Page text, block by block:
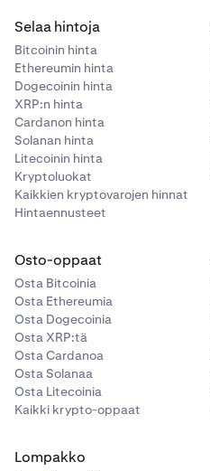
Selaa hintoja
Bitcoinin hinta
Ethereumin hinta
Dogecoinin hinta
XRP:n hinta
Cardanon hinta
Solanan hinta
Litecoinin hinta
Kryptoluokat
Kaikkien kryptovarojen hinnat
Hintaennusteet
Osto-oppaat
Osta Bitcoinia
Osta Ethereumia
Osta Dogecoinia
Osta XRP:tä
Osta Cardanoa
Osta Solanaa
Osta Litecoinia
Kaikki krypto-oppaat
Lompakko